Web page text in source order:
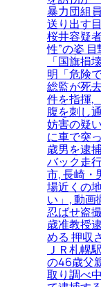
暴力団組
送り出す
桜井容疑
性”の姿
「国旗損
明「危険
総監が死
件を指揮,
腹を刺し
妨害の疑
に車で突
歳男を逮
バック走
市, 長崎・
場近くの
い」, 動画
忍ばせ盗
歳准教授
める 押収
ＪＲ札幌
の46歳父
取り調べ